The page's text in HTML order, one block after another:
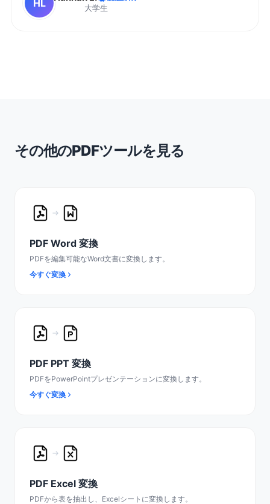
HL
大学生
その他のPDFツールを見る
PDF Word 変換
PDFを編集可能なWord文書に変換します。
今すぐ変換
PDF PPT 変換
PDFをPowerPointプレゼンテーションに変換します。
今すぐ変換
PDF Excel 変換
PDFから表を抽出し、Excelシートに変換します。